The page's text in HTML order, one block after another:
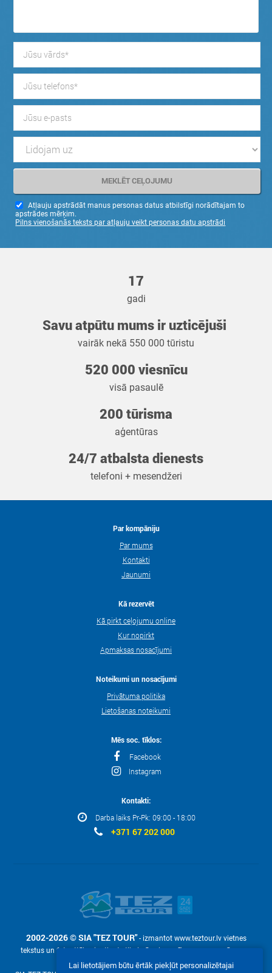
Atļauju apstrādāt manus personas datus atbilstīgi norādītajam to
apstrādes mērķim.
Pilns vienošanās teksts par atļauju veikt personas datu apstrādi
17
gadi
Savu atpūtu mums ir uzticējuši
vairāk nekā 550 000 tūristu
520 000 viesnīcu
visā pasaulē
200 tūrisma
aģentūras
24/7 atbalsta dienests
telefoni + mesendžeri
Par kompāniju
Par mums
Kontakti
Jaunumi
Kā rezervēt
Kā pirkt ceļojumu online
Kur nopirkt
Apmaksas nosacījumi
Noteikumi un nosacījumi
Privātuma politika
Lietošanas noteikumi
Mēs soc. tīklos:
Facebook
Instagram
Kontakti:
Darba laiks Pr-Pk: 09:00 - 18:00
+371 67 202 000
2002-2026 © SIA "TEZ TOUR"- izmantot www.teztour.lv vietnes
tekstus un fotoattēlus ir atļauts tikai pēc pieprasījuma – ar uzņēmuma
rakstisku atļauju SIA "TEZ TOUR".
Lai lietotājiem būtu ērtāk piekļūt personalizētajai